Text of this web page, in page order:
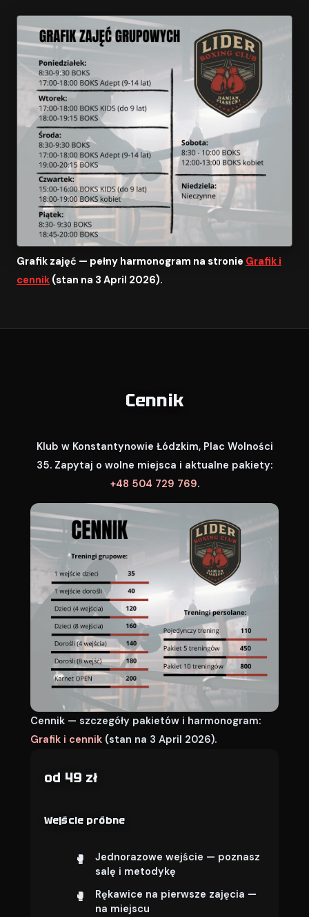
Grafik zajęć — pełny harmonogram na stronie Grafik i
cennik (stan na 3 April 2026).
Cennik
Klub w Konstantynowie Łódzkim, Plac Wolności
35. Zapytaj o wolne miejsca i aktualne pakiety:
+48 504 729 769.
Cennik — szczegóły pakietów i harmonogram:
Grafik i cennik (stan na 3 April 2026).
od 49 zł
Wejście próbne
Jednorazowe wejście — poznasz
salę i metodykę
Rękawice na pierwsze zajęcia —
na miejscu